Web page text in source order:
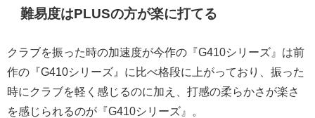
難易度はPLUSの方が楽に打てる
クラブを振った時の加速度が今作の『G410シリーズ』は前
作の『G410シリーズ』に比べ格段に上がっており、振った
時にクラブを軽く感じるのに加え、打感の柔らかさが楽さ
を感じられるのが『G410シリーズ』。